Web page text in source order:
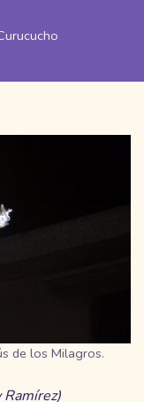
de los Milagros.